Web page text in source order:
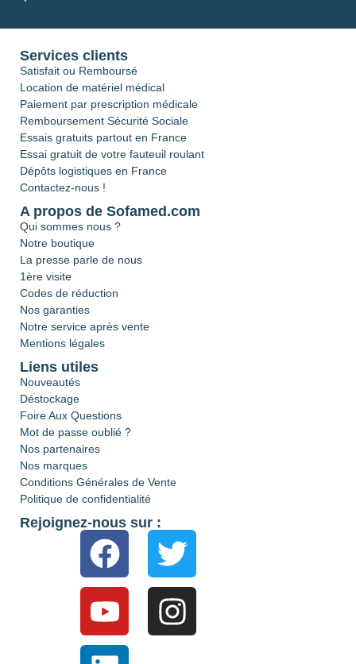
Services clients
Satisfait ou Remboursé
Location de matériel médical
Paiement par prescription médicale
Remboursement Sécurité Sociale
Essais gratuits partout en France
Essai gratuit de votre fauteuil roulant
Dépôts logistiques en France
Contactez-nous !
A propos de Sofamed.com
Qui sommes nous ?
Notre boutique
La presse parle de nous
1ère visite
Codes de réduction
Nos garanties
Notre service après vente
Mentions légales
Liens utiles
Nouveautés
Déstockage
Foire Aux Questions
Mot de passe oublié ?
Nos partenaires
Nos marques
Conditions Générales de Vente
Politique de confidentialité
Rejoignez-nous sur :